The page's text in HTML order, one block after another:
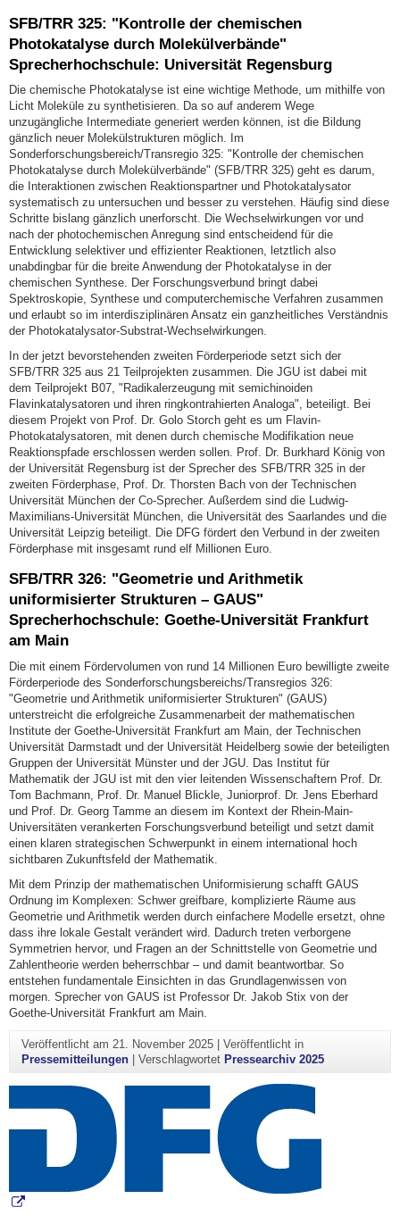
SFB/TRR 325: "Kontrolle der chemischen
Photokatalyse durch Molekülverbände"
Sprecherhochschule: Universität Regensburg
Die chemische Photokatalyse ist eine wichtige Methode, um mithilfe von
Licht Moleküle zu synthetisieren. Da so auf anderem Wege
unzugängliche Intermediate generiert werden können, ist die Bildung
gänzlich neuer Molekülstrukturen möglich. Im
Sonderforschungsbereich/Transregio 325: "Kontrolle der chemischen
Photokatalyse durch Molekülverbände" (SFB/TRR 325) geht es darum,
die Interaktionen zwischen Reaktionspartner und Photokatalysator
systematisch zu untersuchen und besser zu verstehen. Häufig sind diese
Schritte bislang gänzlich unerforscht. Die Wechselwirkungen vor und
nach der photochemischen Anregung sind entscheidend für die
Entwicklung selektiver und effizienter Reaktionen, letztlich also
unabdingbar für die breite Anwendung der Photokatalyse in der
chemischen Synthese. Der Forschungsverbund bringt dabei
Spektroskopie, Synthese und computerchemische Verfahren zusammen
und erlaubt so im interdisziplinären Ansatz ein ganzheitliches Verständnis
der Photokatalysator-Substrat-Wechselwirkungen.
In der jetzt bevorstehenden zweiten Förderperiode setzt sich der
SFB/TRR 325 aus 21 Teilprojekten zusammen. Die JGU ist dabei mit
dem Teilprojekt B07, "Radikalerzeugung mit semichinoiden
Flavinkatalysatoren und ihren ringkontrahierten Analoga", beteiligt. Bei
diesem Projekt von Prof. Dr. Golo Storch geht es um Flavin-
Photokatalysatoren, mit denen durch chemische Modifikation neue
Reaktionspfade erschlossen werden sollen. Prof. Dr. Burkhard König von
der Universität Regensburg ist der Sprecher des SFB/TRR 325 in der
zweiten Förderphase, Prof. Dr. Thorsten Bach von der Technischen
Universität München der Co-Sprecher. Außerdem sind die Ludwig-
Maximilians-Universität München, die Universität des Saarlandes und die
Universität Leipzig beteiligt. Die DFG fördert den Verbund in der zweiten
Förderphase mit insgesamt rund elf Millionen Euro.
SFB/TRR 326: "Geometrie und Arithmetik
uniformisierter Strukturen – GAUS"
Sprecherhochschule: Goethe-Universität Frankfurt
am Main
Die mit einem Fördervolumen von rund 14 Millionen Euro bewilligte zweite
Förderperiode des Sonderforschungsbereichs/Transregios 326:
"Geometrie und Arithmetik uniformisierter Strukturen" (GAUS)
unterstreicht die erfolgreiche Zusammenarbeit der mathematischen
Institute der Goethe-Universität Frankfurt am Main, der Technischen
Universität Darmstadt und der Universität Heidelberg sowie der beteiligten
Gruppen der Universität Münster und der JGU. Das Institut für
Mathematik der JGU ist mit den vier leitenden Wissenschaftern Prof. Dr.
Tom Bachmann, Prof. Dr. Manuel Blickle, Juniorprof. Dr. Jens Eberhard
und Prof. Dr. Georg Tamme an diesem im Kontext der Rhein-Main-
Universitäten verankerten Forschungsverbund beteiligt und setzt damit
einen klaren strategischen Schwerpunkt in einem international hoch
sichtbaren Zukunftsfeld der Mathematik.
Mit dem Prinzip der mathematischen Uniformisierung schafft GAUS
Ordnung im Komplexen: Schwer greifbare, komplizierte Räume aus
Geometrie und Arithmetik werden durch einfachere Modelle ersetzt, ohne
dass ihre lokale Gestalt verändert wird. Dadurch treten verborgene
Symmetrien hervor, und Fragen an der Schnittstelle von Geometrie und
Zahlentheorie werden beherrschbar – und damit beantwortbar. So
entstehen fundamentale Einsichten in das Grundlagenwissen von
morgen. Sprecher von GAUS ist Professor Dr. Jakob Stix von der
Goethe-Universität Frankfurt am Main.
Veröffentlicht am 21. November 2025| Veröffentlicht in
Pressemitteilungen| Verschlagwortet Pressearchiv 2025